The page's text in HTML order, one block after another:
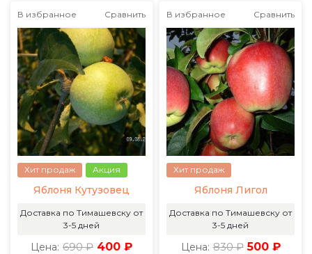
В избранное Сравнить
Хит продаж Акция
Яблоня Кутузовец
Доставка по Тимашевску от
3-5 дней
Цена: 690 ₽ 400 ₽
В избранное Сравнить
Хит продаж
Яблоня Лигол
Доставка по Тимашевску от
3-5 дней
Цена: 830 ₽ 500 ₽